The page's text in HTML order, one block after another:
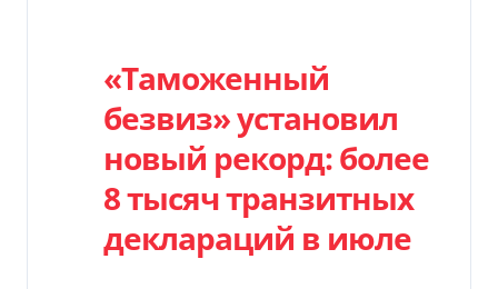
«Таможенный
безвиз» установил
новый рекорд: более
8 тысяч транзитных
деклараций в июле